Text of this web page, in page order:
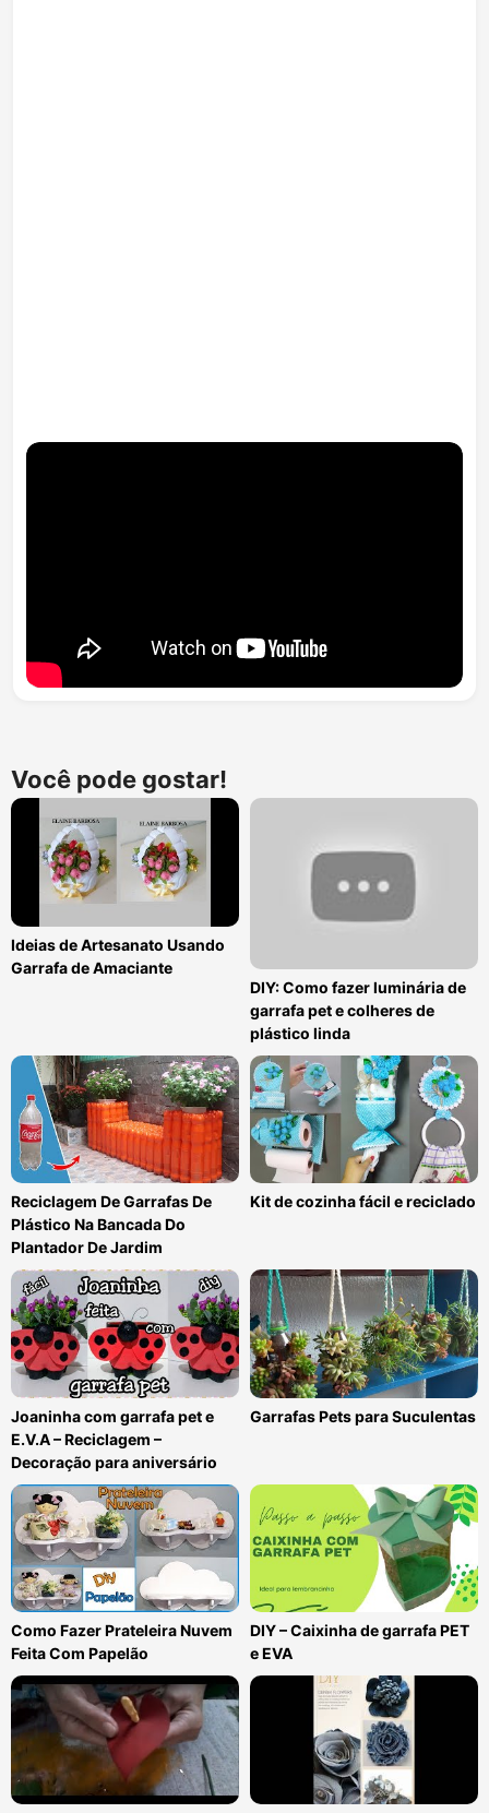
Você pode gostar!
Ideias de Artesanato Usando
Garrafa de Amaciante
DIY: Como fazer luminária de
garrafa pet e colheres de
plástico linda
Reciclagem De Garrafas De
Plástico Na Bancada Do
Plantador De Jardim
Kit de cozinha fácil e reciclado
Joaninha com garrafa pet e
E.V.A – Reciclagem –
Decoração para aniversário
Garrafas Pets para Suculentas
Como Fazer Prateleira Nuvem
Feita Com Papelão
DIY – Caixinha de garrafa PET
e EVA